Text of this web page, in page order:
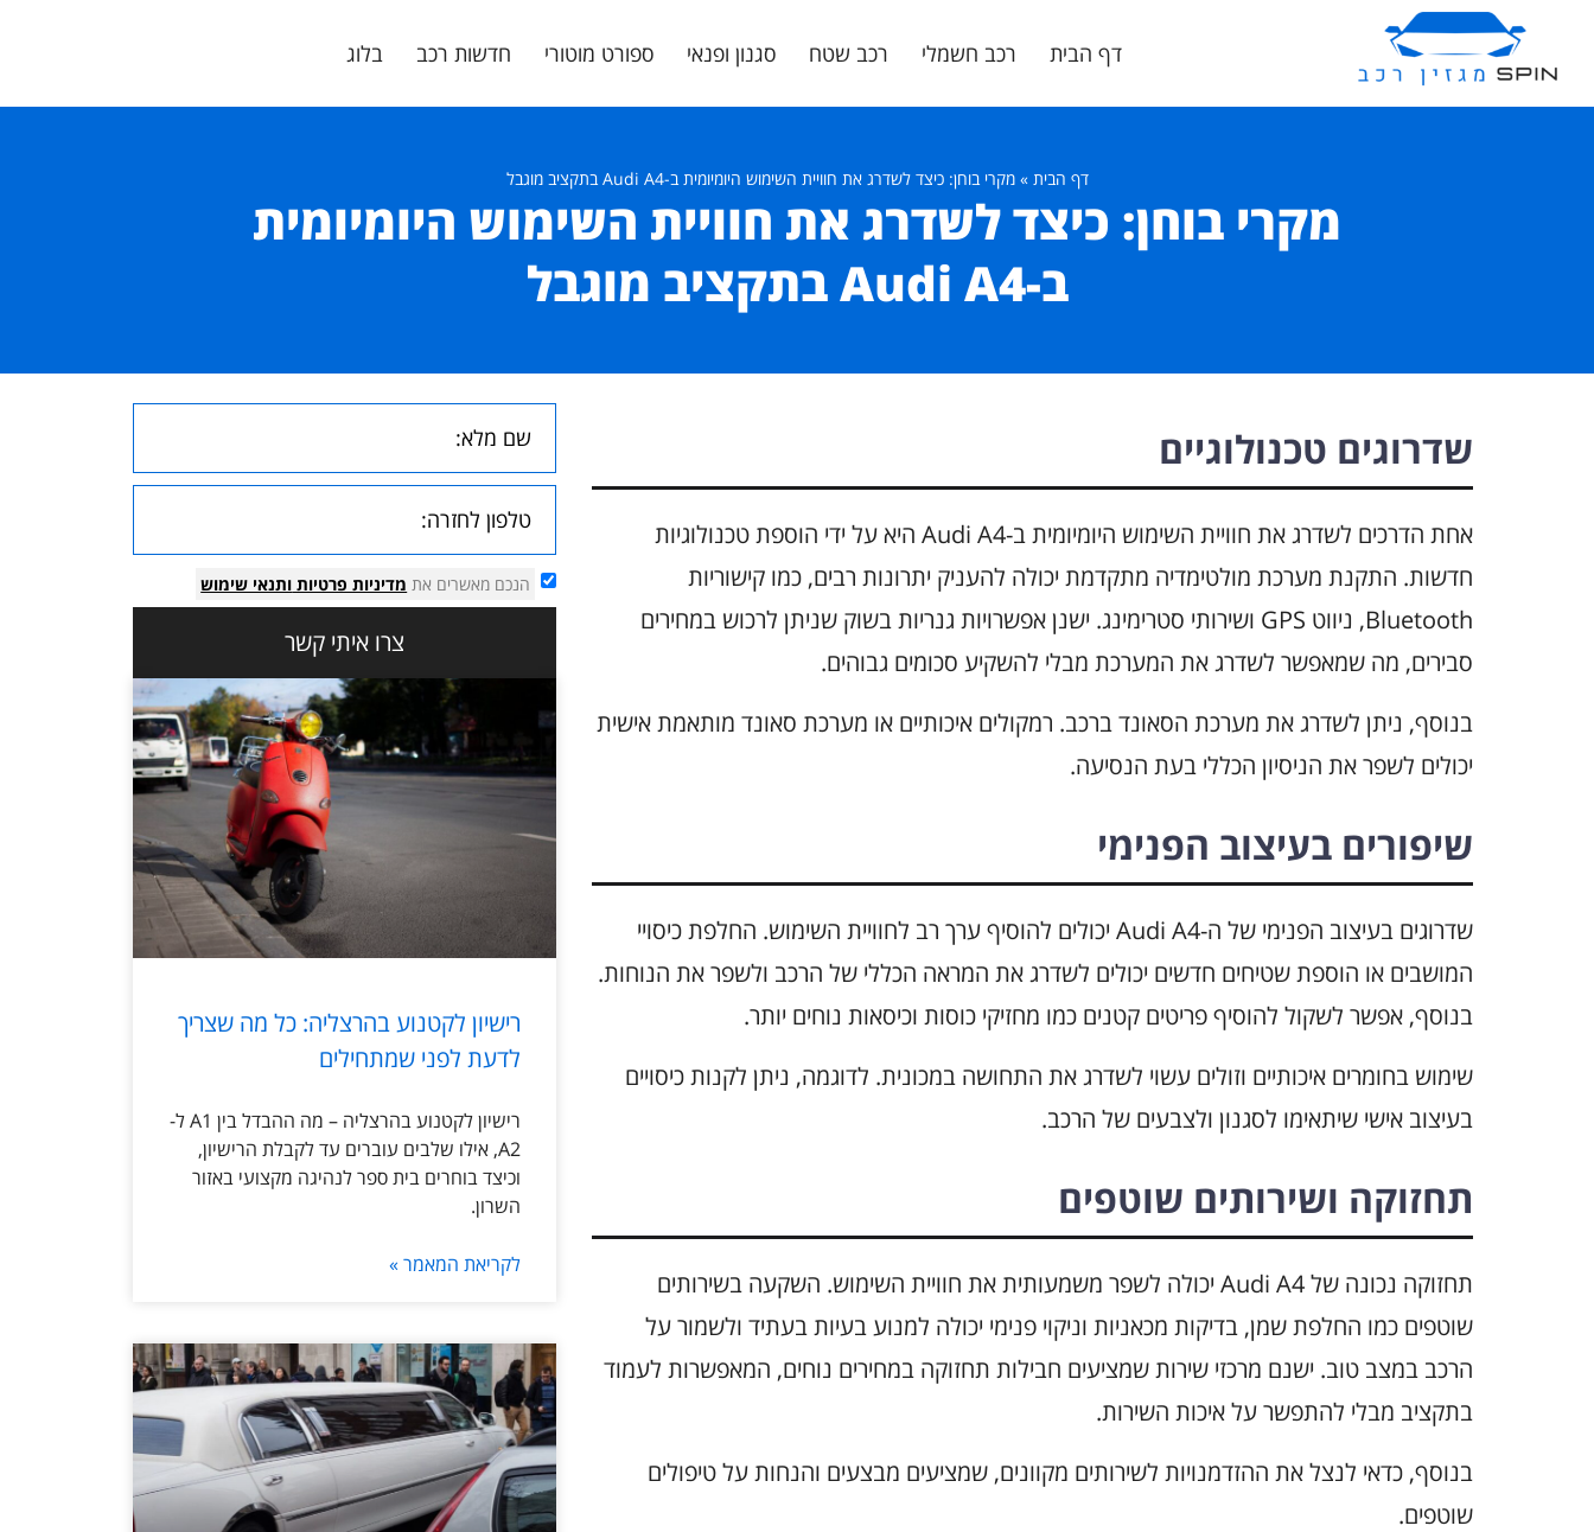
דף הבית רכב חשמלי רכב שטח סגנון ופנאי ספורט מוטורי חדשות רכב בלוג
דף הבית »מקרי בוחן: כיצד לשדרג את חוויית השימוש היומיומית ב-Audi A4 בתקציב מוגבל
מקרי בוחן: כיצד לשדרג את חוויית השימוש היומיומית
ב-Audi A4 בתקציב מוגבל
שדרוגים טכנולוגיים
אחת הדרכים לשדרג את חוויית השימוש היומיומית ב-Audi A4 היא על ידי הוספת טכנולוגיות
חדשות. התקנת מערכת מולטימדיה מתקדמת יכולה להעניק יתרונות רבים, כמו קישוריות
Bluetooth, ניווט GPS ושירותי סטרימינג. ישנן אפשרויות גנריות בשוק שניתן לרכוש במחירים
סבירים, מה שמאפשר לשדרג את המערכת מבלי להשקיע סכומים גבוהים.
בנוסף, ניתן לשדרג את מערכת הסאונד ברכב. רמקולים איכותיים או מערכת סאונד מותאמת אישית
יכולים לשפר את הניסיון הכללי בעת הנסיעה.
שיפורים בעיצוב הפנימי
שדרוגים בעיצוב הפנימי של ה-Audi A4 יכולים להוסיף ערך רב לחוויית השימוש. החלפת כיסויי
המושבים או הוספת שטיחים חדשים יכולים לשדרג את המראה הכללי של הרכב ולשפר את הנוחות.
בנוסף, אפשר לשקול להוסיף פריטים קטנים כמו מחזיקי כוסות וכיסאות נוחים יותר.
שימוש בחומרים איכותיים וזולים עשוי לשדרג את התחושה במכונית. לדוגמה, ניתן לקנות כיסויים
בעיצוב אישי שיתאימו לסגנון ולצבעים של הרכב.
תחזוקה ושירותים שוטפים
תחזוקה נכונה של Audi A4 יכולה לשפר משמעותית את חוויית השימוש. השקעה בשירותים
שוטפים כמו החלפת שמן, בדיקות מכאניות וניקוי פנימי יכולה למנוע בעיות בעתיד ולשמור על
הרכב במצב טוב. ישנם מרכזי שירות שמציעים חבילות תחזוקה במחירים נוחים, המאפשרות לעמוד
בתקציב מבלי להתפשר על איכות השירות.
בנוסף, כדאי לנצל את ההזדמנויות לשירותים מקוונים, שמציעים מבצעים והנחות על טיפולים
שוטפים.
הנכם מאשרים את מדיניות פרטיות ותנאי שימוש
צרו איתי קשר
רישיון לקטנוע בהרצליה: כל מה שצריך
לדעת לפני שמתחילים
רישיון לקטנוע בהרצליה – מה ההבדל בין A1 ל-
A2, אילו שלבים עוברים עד לקבלת הרישיון,
וכיצד בוחרים בית ספר לנהיגה מקצועי באזור
השרון.
לקריאת המאמר »